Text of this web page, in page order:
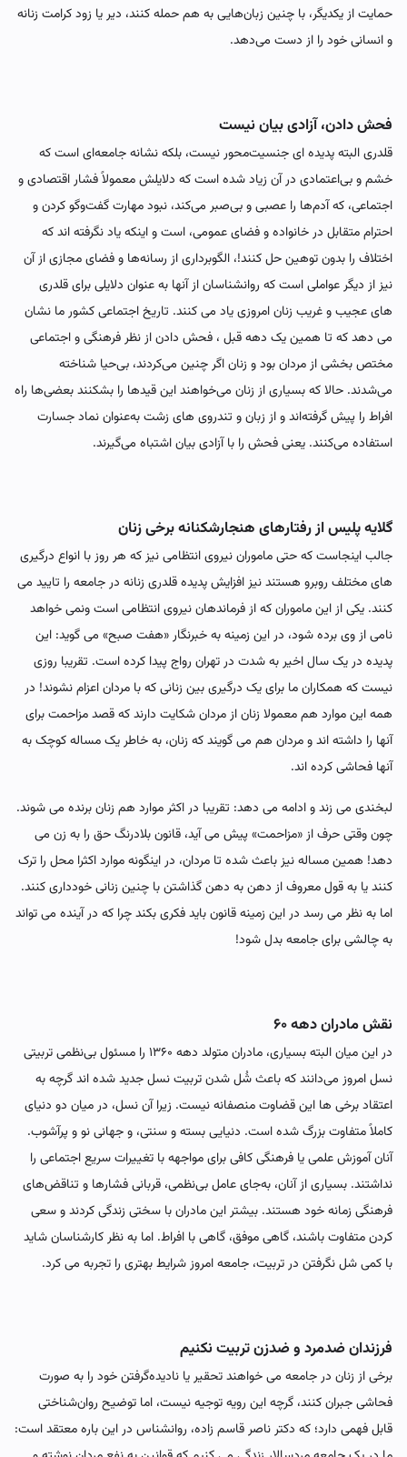
حمایت از یکدیگر، با چنین زبان‌هایی به هم حمله کنند، دیر یا زود کرامت زنانه
و انسانی خود را از دست می‌دهد.
فحش دادن، آزادی بیان نیست
قلدری البته پدیده ای جنسیت‌محور نیست، بلکه نشانه جامعه‌ای است که
خشم و بی‌اعتمادی در آن زیاد شده است که دلایلش معمولاً فشار اقتصادی و
اجتماعی، که آدم‌ها را عصبی و بی‌صبر می‌کند، نبود مهارت گفت‌وگو کردن و
احترام متقابل در خانواده و فضای عمومی، است و اینکه یاد نگرفته اند که
اختلاف را بدون توهین حل کنند!، الگوبرداری از رسانه‌ها و فضای مجازی از آن
نیز از دیگر عواملی است که روانشناسان از آنها به عنوان دلایلی برای قلدری
های عجیب و غریب زنان امروزی یاد می کنند. تاریخ اجتماعی کشور ما نشان
می دهد که تا همین یک دهه قبل ، فحش دادن از نظر فرهنگی و اجتماعی
مختص بخشی از مردان بود و زنان اگر چنین می‌کردند، بی‌حیا شناخته
می‌شدند. حالا که بسیاری از زنان می‌خواهند این قیدها را بشکنند بعضی‌ها راه
افراط را پیش گرفته‌اند و از زبان و تندروی های زشت به‌عنوان نماد جسارت
استفاده می‌کنند. یعنی فحش را با آزادی بیان اشتباه می‌گیرند.
گلایه پلیس از رفتارهای هنجارشکنانه برخی زنان
جالب اینجاست که حتی ماموران نیروی انتظامی نیز که هر روز با انواع درگیری
های مختلف روبرو هستند نیز افزایش پدیده قلدری زنانه در جامعه را تایید می
کنند. یکی از این ماموران که از فرماندهان نیروی انتظامی است ونمی خواهد
نامی از وی برده شود، در این زمینه به خبرنگار «هفت صبح» می گوید: این
پدیده در یک سال اخیر به شدت در تهران رواج پیدا کرده است. تقریبا روزی
نیست که همکاران ما برای یک درگیری بین زنانی که با مردان اعزام نشوند! در
همه این موارد هم معمولا زنان از مردان شکایت دارند که قصد مزاحمت برای
آنها را داشته اند و مردان هم می گویند که زنان، به خاطر یک مساله کوچک به
آنها فحاشی کرده اند.
لبخندی می زند و ادامه می دهد: تقریبا در اکثر موارد هم زنان برنده می شوند.
چون وقتی حرف از «مزاحمت» پیش می آید، قانون بلادرنگ حق را به زن می
دهد! همین مساله نیز باعث شده تا مردان، در اینگونه موارد اکثرا محل را ترک
کنند یا به قول معروف از دهن به دهن گذاشتن با چنین زنانی خودداری کنند.
اما به نظر می رسد در این زمینه قانون باید فکری بکند چرا که در آینده می تواند
به چالشی برای جامعه بدل شود!
نقش مادران دهه ۶۰
در این میان البته بسیاری، مادران متولد دهه ۱۳۶۰ را مسئول بی‌نظمی تربیتی
نسل امروز می‌دانند که باعث شُل شدن تربیت نسل جدید شده اند گرچه به
اعتقاد برخی ها این قضاوت منصفانه نیست. زیرا آن نسل، در میان دو دنیای
کاملاً متفاوت بزرگ شده است. دنیایی بسته و سنتی، و جهانی نو و پرآشوب.
آنان آموزش علمی یا فرهنگی کافی برای مواجهه با تغییرات سریع اجتماعی را
نداشتند. بسیاری از آنان، به‌جای عامل بی‌نظمی، قربانی فشارها و تناقض‌های
فرهنگی زمانه خود هستند. بیشتر این مادران با سختی زندگی کردند و سعی
کردن متفاوت باشند، گاهی موفق، گاهی با افراط. اما به نظر کارشناسان شاید
با کمی شل نگرفتن در تربیت، جامعه امروز شرایط بهتری را تجربه می کرد.
فرزندان ضدمرد و ضدزن تربیت نکنیم
برخی از زنان در جامعه می خواهند تحقیر یا نادیده‌گرفتن خود را به صورت
فحاشی جبران کنند، گرچه این رویه توجیه نیست، اما توضیح روان‌شناختی
قابل فهمی دارد؛ که دکتر ناصر قاسم زاده، روانشناس در این باره معتقد است: